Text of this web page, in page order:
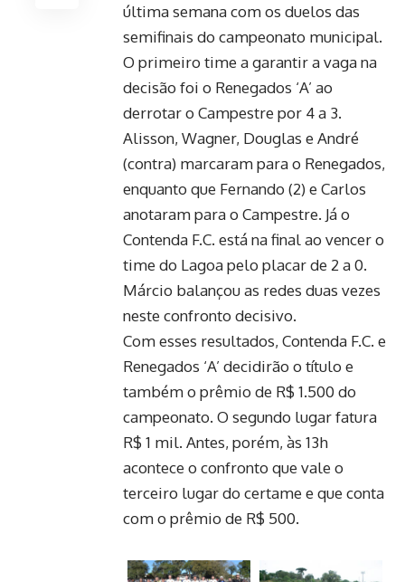
última semana com os duelos das
semifinais do campeonato municipal.
O primeiro time a garantir a vaga na
decisão foi o Renegados ‘A’ ao
derrotar o Campestre por 4 a 3.
Alisson, Wagner, Douglas e André
(contra) marcaram para o Renegados,
enquanto que Fernando (2) e Carlos
anotaram para o Campestre. Já o
Contenda F.C. está na final ao vencer o
time do Lagoa pelo placar de 2 a 0.
Márcio balançou as redes duas vezes
neste confronto decisivo.
Com esses resultados, Contenda F.C. e
Renegados ‘A’ decidirão o título e
também o prêmio de R$ 1.500 do
campeonato. O segundo lugar fatura
R$ 1 mil. Antes, porém, às 13h
acontece o confronto que vale o
terceiro lugar do certame e que conta
com o prêmio de R$ 500.